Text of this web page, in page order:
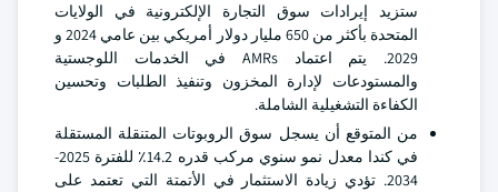
ستزيد إيرادات سوق التجارة الإلكترونية في الولايات
المتحدة بأكثر من 650 مليار دولار أمريكي بين عامي 2024 و
2029. يتم اعتماد AMRs في الخدمات اللوجستية
والمستودعات لإدارة المخزون وتنفيذ الطلبات وتحسين
الكفاءة التشغيلية الشاملة.
من المتوقع أن يسجل سوق الروبوتات المتنقلة المستقلة
في كندا معدل نمو سنوي مركب قدره 14.2٪ للفترة 2025-
2034. تؤدي زيادة الاستثمار في الأتمتة التي تعتمد على